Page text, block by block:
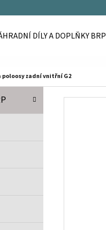
DÍLY A DOPLŇKY BRP
poloosy zadní vnitřní G2